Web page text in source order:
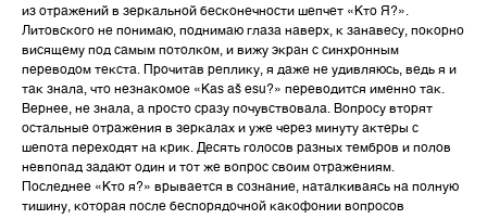
из отражений в зеркальной бесконечности шепчет «Кто Я?».
Литовского не понимаю, поднимаю глаза наверх, к занавесу, покорно
висящему под самым потолком, и вижу экран с синхронным
переводом текста. Прочитав реплику, я даже не удивляюсь, ведь я и
так знала, что незнакомое «Kas aš esu?» переводится именно так.
Вернее, не знала, а просто сразу почувствовала. Вопросу вторят
остальные отражения в зеркалах и уже через минуту актеры с
шепота переходят на крик. Десять голосов разных тембров и полов
невпопад задают один и тот же вопрос своим отражениям.
Последнее «Кто я?» врывается в сознание, наталкиваясь на полную
тишину, которая после беспорядочной какофонии вопросов